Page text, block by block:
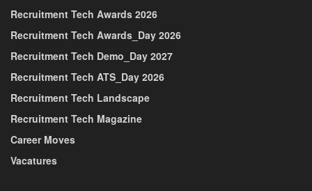
Recruitment Tech Awards 2026
Recruitment Tech Awards_Day 2026
Recruitment Tech Demo_Day 2027
Recruitment Tech ATS_Day 2026
Recruitment Tech Landscape
Recruitment Tech Magazine
Career Moves
Vacatures